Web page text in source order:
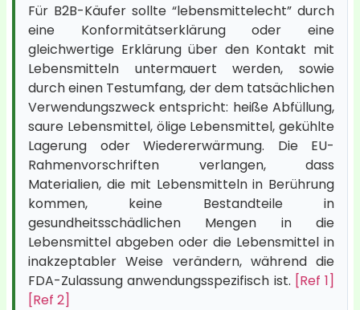
Für B2B-Käufer sollte “lebensmittelecht” durch
eine Konformitätserklärung oder eine
gleichwertige Erklärung über den Kontakt mit
Lebensmitteln untermauert werden, sowie
durch einen Testumfang, der dem tatsächlichen
Verwendungszweck entspricht: heiße Abfüllung,
saure Lebensmittel, ölige Lebensmittel, gekühlte
Lagerung oder Wiedererwärmung. Die EU-
Rahmenvorschriften verlangen, dass
Materialien, die mit Lebensmitteln in Berührung
kommen, keine Bestandteile in
gesundheitsschädlichen Mengen in die
Lebensmittel abgeben oder die Lebensmittel in
inakzeptabler Weise verändern, während die
FDA-Zulassung anwendungsspezifisch ist. [Ref 1]
[Ref 2]